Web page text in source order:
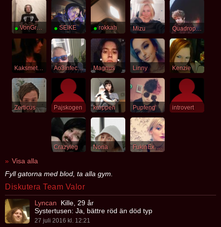
● VonGregor ● SEIKE ●rokkah Mizu Quadrophenia
Kaksmeten Ao3infected Magnus Linny Kenzie
Zerticus Pajskogen kroppen Pupfeng introvert
Crazyleg Nona FukinExhale
Visa alla
Fyll gatorna med blod, ta alla gym.
Diskutera Team Valor
Lyncan
Kille, 29 år
Systertusen: Ja, bättre röd än död typ
27 juli 2016 kl. 12:21